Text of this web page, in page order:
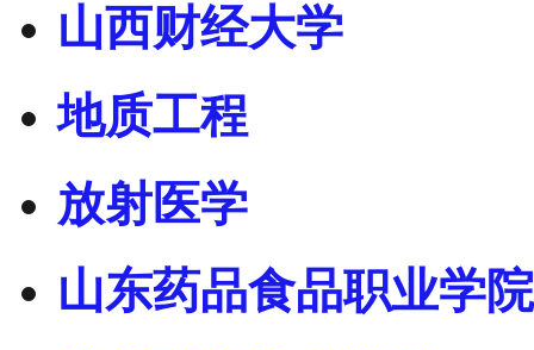
山西财经大学
地质工程
放射医学
山东药品食品职业学院